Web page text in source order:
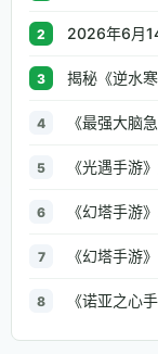
2 2026年6月
3 揭秘《逆水
4 《最强大脑
5 《光遇手游
6 《幻塔手游
7 《幻塔手游
8 《诺亚之心